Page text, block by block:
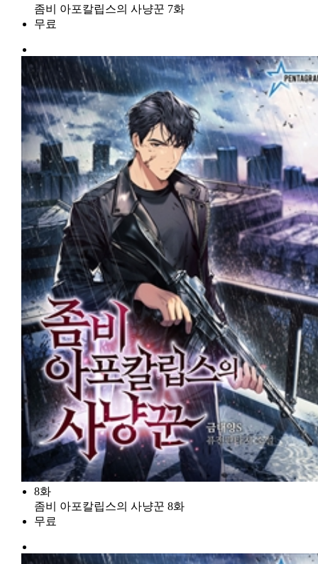
좀비 아포칼립스의 사냥꾼 7화
무료
8화
좀비 아포칼립스의 사냥꾼 8화
무료